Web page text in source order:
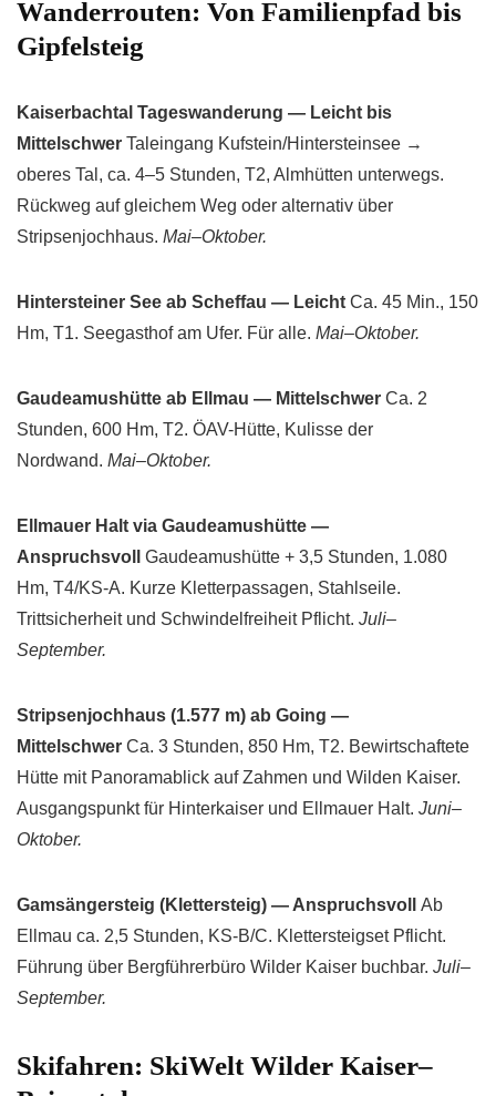
Wanderrouten: Von Familienpfad bis
Gipfelsteig
Kaiserbachtal Tageswanderung — Leicht bis
Mittelschwer Taleingang Kufstein/Hintersteinsee →
oberes Tal, ca. 4–5 Stunden, T2, Almhütten unterwegs.
Rückweg auf gleichem Weg oder alternativ über
Stripsenjochhaus. Mai–Oktober.
Hintersteiner See ab Scheffau — Leicht Ca. 45 Min., 150
Hm, T1. Seegasthof am Ufer. Für alle. Mai–Oktober.
Gaudeamushütte ab Ellmau — Mittelschwer Ca. 2
Stunden, 600 Hm, T2. ÖAV-Hütte, Kulisse der
Nordwand. Mai–Oktober.
Ellmauer Halt via Gaudeamushütte —
Anspruchsvoll
Gaudeamushütte + 3,5 Stunden, 1.080
Hm, T4/KS-A. Kurze Kletterpassagen, Stahlseile.
Trittsicherheit und Schwindelfreiheit Pflicht. Juli–
September.
Stripsenjochhaus (1.577 m) ab Going —
Mittelschwer Ca. 3 Stunden, 850 Hm, T2. Bewirtschaftete
Hütte mit Panoramablick auf Zahmen und Wilden Kaiser.
Ausgangspunkt für Hinterkaiser und Ellmauer Halt. Juni–
Oktober.
Gamsängersteig (Klettersteig) — Anspruchsvoll
Ab
Ellmau ca. 2,5 Stunden, KS-B/C. Klettersteigset Pflicht.
Führung über Bergführerbüro Wilder Kaiser buchbar. Juli–
September.
Skifahren: SkiWelt Wilder Kaiser–